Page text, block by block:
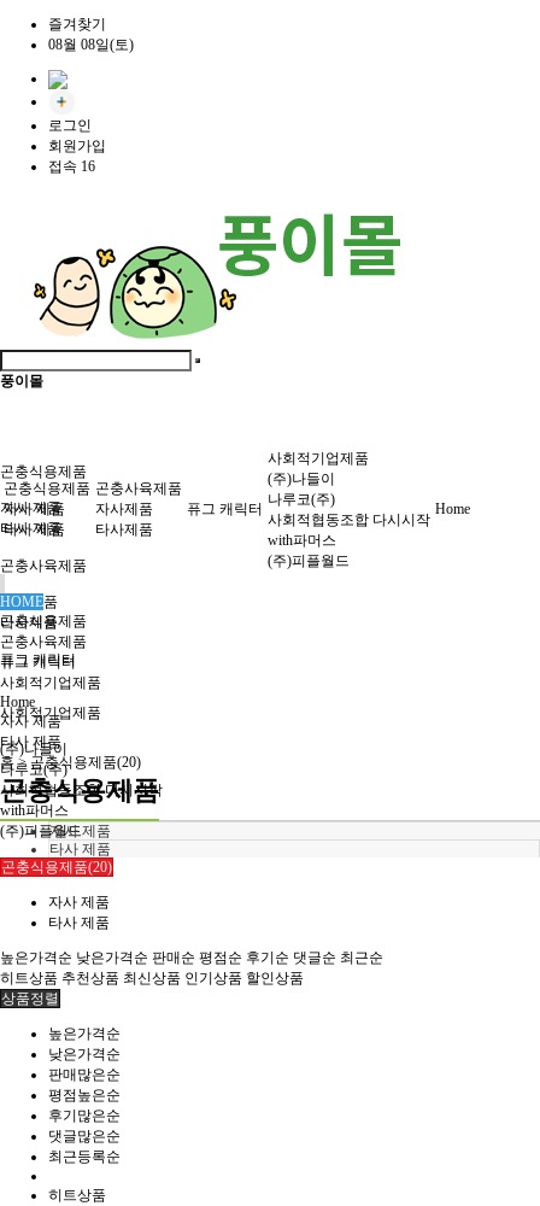
즐겨찾기
08월 08일(토)
로그인
회원가입
접속 16
풍이몰
곤충식용제품
자사 제품
타사 제품
곤충사육제품
자사제품
타사제품
퓨그 캐릭터
사회적기업제품
(주)나들이
나루코(주)
사회적협동조합 다시시작
with파머스
(주)피플월드
Home
곤충식용제품
자사 제품
타사 제품
곤충사육제품
자사제품
타사제품
퓨그 캐릭터
사회적기업제품
(주)나들이
나루코(주)
사회적협동조합 다시시작
with파머스
(주)피플월드
Home
HOME
곤충식용제품
곤충사육제품
퓨그 캐릭터
사회적기업제품
Home
자사 제품
타사 제품
홈 > 곤충식용제품(20)
곤충식용제품
자사 제품
타사 제품
곤충식용제품(20)
자사 제품
타사 제품
높은가격순 낮은가격순 판매순 평점순 후기순 댓글순 최근순
히트상품 추천상품 최신상품 인기상품 할인상품
상품정렬
높은가격순
낮은가격순
판매많은순
평점높은순
후기많은순
댓글많은순
최근등록순
히트상품